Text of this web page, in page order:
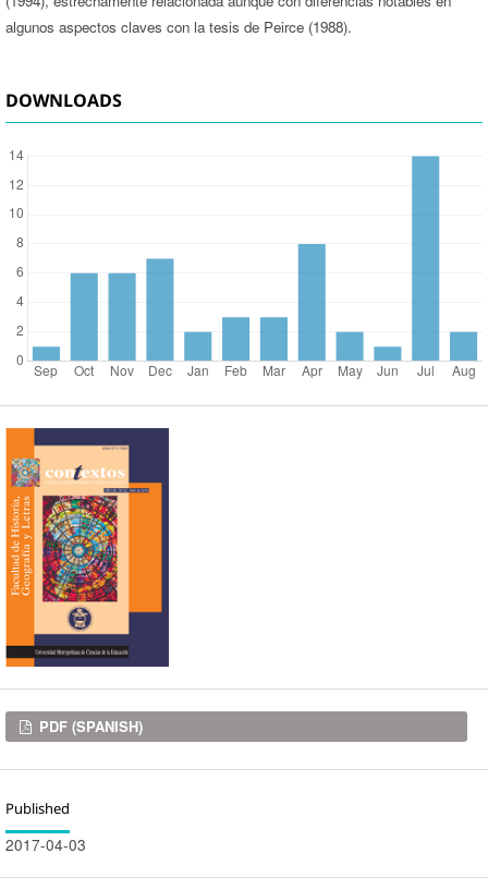
algunos aspectos claves con la tesis de Peirce (1988).
DOWNLOADS
Downloads
PDF (SPANISH)
Published
2017-04-03